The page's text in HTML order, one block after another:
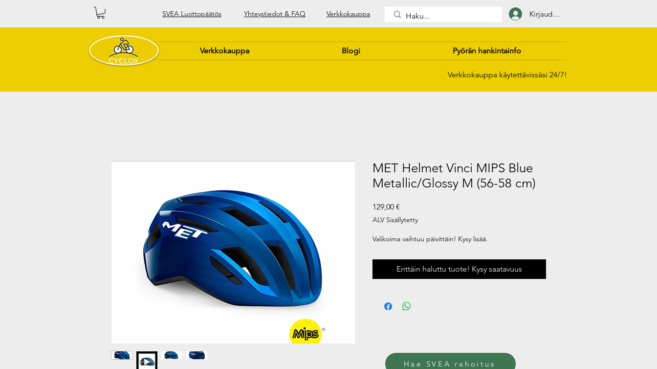
SVEA Luottopäätös Yhteystiedot & FAQ Verkkokauppa Kirjaudu sisään
Verkkokauppa Blogi Pyörän hankintainfo
Verkkokauppa käytettävissäsi 24/7!
MET Helmet Vinci MIPS Blue
Metallic/Glossy M (56-58 cm)
129,00 €
ALV Sisällytetty
Valikoima vaihtuu päivittäin! Kysy lisää.
Erittäin haluttu tuote! Kysy saatavuus
Hae SVEA rahoitus